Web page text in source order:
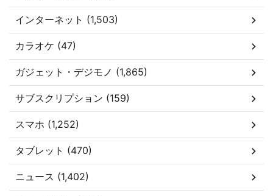
インターネット (1,503)
カラオケ (47)
ガジェット・デジモノ (1,865)
サブスクリプション (159)
スマホ (1,252)
タブレット (470)
ニュース (1,402)